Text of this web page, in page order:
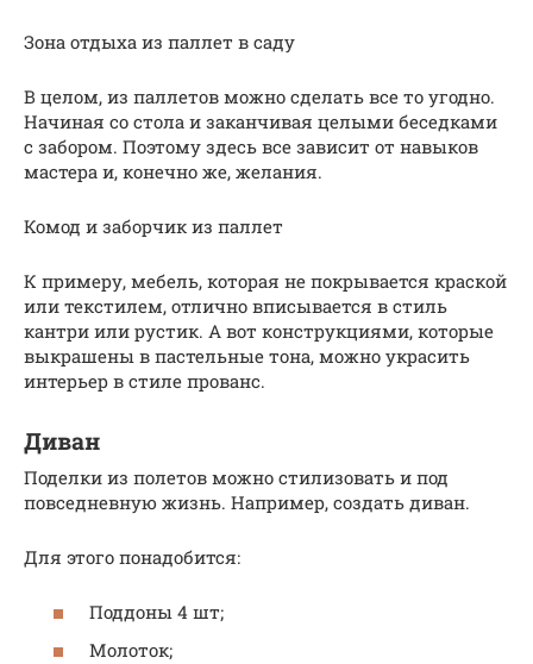
Зона отдыха из паллет в саду
В целом, из паллетов можно сделать все то угодно.
Начиная со стола и заканчивая целыми беседками
с забором. Поэтому здесь все зависит от навыков
мастера и, конечно же, желания.
Комод и заборчик из паллет
К примеру, мебель, которая не покрывается краской
или текстилем, отлично вписывается в стиль
кантри или рустик. А вот конструкциями, которые
выкрашены в пастельные тона, можно украсить
интерьер в стиле прованс.
Диван
Поделки из полетов можно стилизовать и под
повседневную жизнь. Например, создать диван.
Для этого понадобится:
Поддоны 4 шт;
Молоток;